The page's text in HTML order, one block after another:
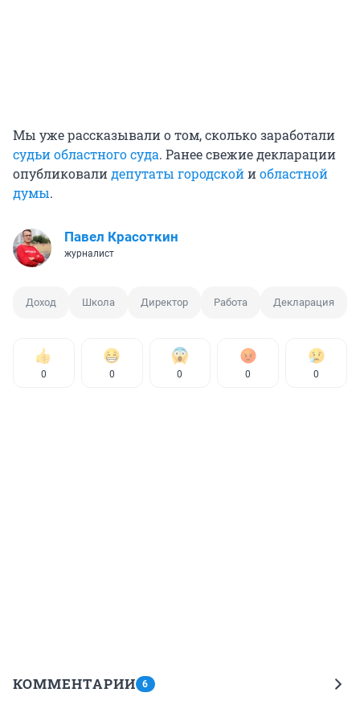
Мы уже рассказывали о том, сколько заработали
судьи областного суда. Ранее свежие декларации
опубликовалидепутаты городскойиобластной
думы.
Павел Красоткин
журналист
Доход Школа Директор Работа Декларация
0 0 0 0 0
КОММЕНТАРИИ 6